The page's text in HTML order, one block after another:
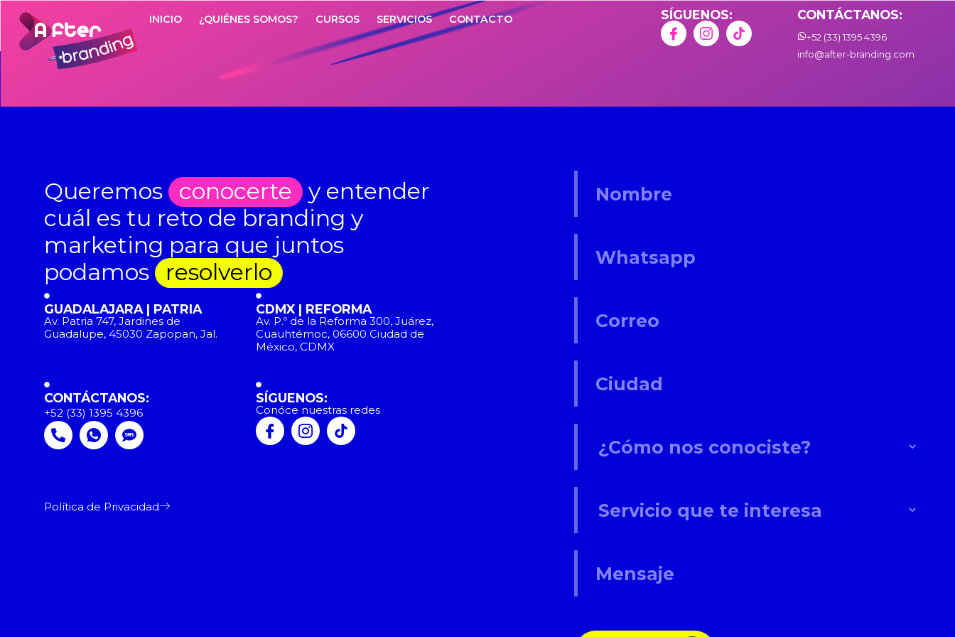
INICIO ¿QUIÉNES SOMOS? CURSOS SERVICIOS CONTACTO SÍGUENOS: CONTÁCTANOS:
+52 (33) 1395 4396
info@after-branding.com
Autor:rionic
CONSULTA VIRTUAL
Queremos conocerte
y entender
cuál es tu reto de branding y
marketing para que juntos
podamos
resolverlo
GUADALAJARA | PATRIA
Av. Patria 747, Jardines de
Guadalupe, 45030 Zapopan, Jal.
CDMX | REFORMA
Av. P.º de la Reforma 300, Juárez,
Cuauhtémoc, 06600 Ciudad de
México, CDMX
CONTÁCTANOS:
+52 (33) 1395 4396
SÍGUENOS:
Conóce nuestras redes
Política de Privacidad